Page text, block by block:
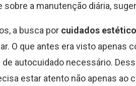
sobre a manutenção diária,
a busca por cuidados
O que antes era visto
autocuidado necessário.
estar atento não apenas ao